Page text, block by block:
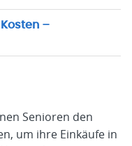
–
Senioren den
um ihre Einkäufe in